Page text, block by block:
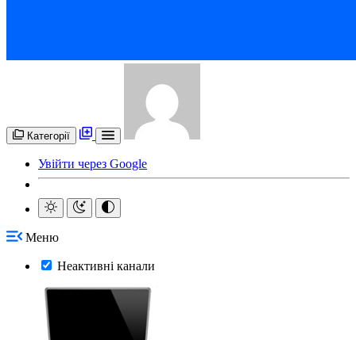
Категорії
Увійти через Google
Меню
Неактивні канали